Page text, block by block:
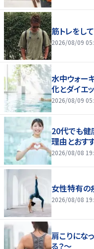
筋トレをし
2026/08/09
水中ウォー
化とダイエ
2026/08/09
20代でも健
理由とおす
2026/08/08
女性特有の
2026/08/08
肩こりにな
る？～